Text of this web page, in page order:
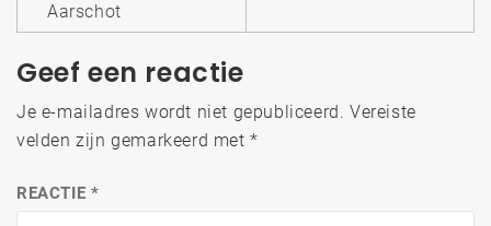
Aarschot
Geef een reactie
Je e-mailadres wordt niet gepubliceerd. Vereiste
velden zijn gemarkeerd met*
REACTIE *